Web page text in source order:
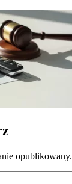
opublikowany.